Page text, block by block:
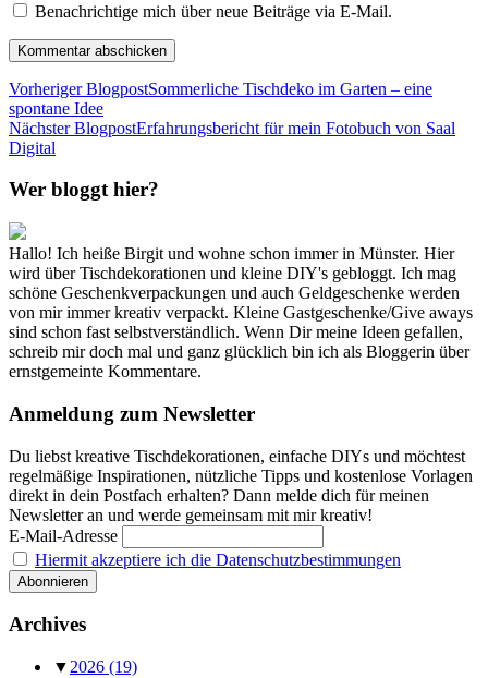
Benachrichtige mich über neue Beiträge via E-Mail.
Vorheriger BlogpostSommerliche Tischdeko im Garten – eine
spontane Idee
Nächster BlogpostErfahrungsbericht für mein Fotobuch von Saal
Digital
Wer bloggt hier?
Hallo! Ich heiße Birgit und wohne schon immer in Münster. Hier
wird über Tischdekorationen und kleine DIY's gebloggt. Ich mag
schöne Geschenkverpackungen und auch Geldgeschenke werden
von mir immer kreativ verpackt. Kleine Gastgeschenke/Give aways
sind schon fast selbstverständlich. Wenn Dir meine Ideen gefallen,
schreib mir doch mal und ganz glücklich bin ich als Bloggerin über
ernstgemeinte Kommentare.
Anmeldung zum Newsletter
Du liebst kreative Tischdekorationen, einfache DIYs und möchtest
regelmäßige Inspirationen, nützliche Tipps und kostenlose Vorlagen
direkt in dein Postfach erhalten? Dann melde dich für meinen
Newsletter an und werde gemeinsam mit mir kreativ!
E-Mail-Adresse
Hiermit akzeptiere ich die Datenschutzbestimmungen
Archives
▼ 2026 (19)